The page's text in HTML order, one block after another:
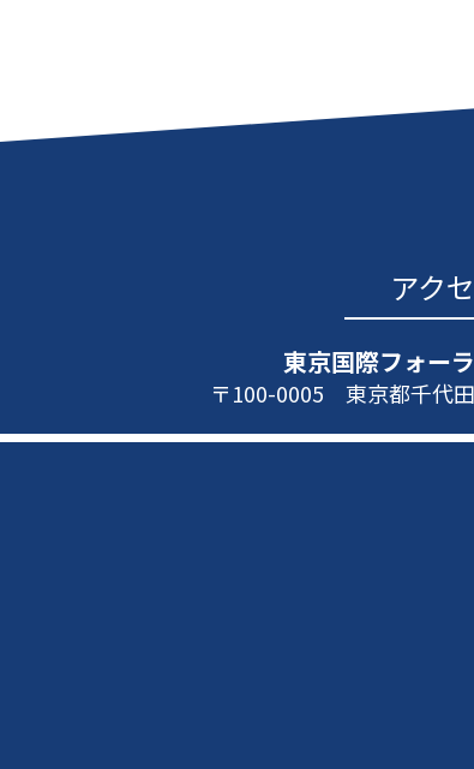
アク
東京国際フォー
〒100-0005 東京都千代